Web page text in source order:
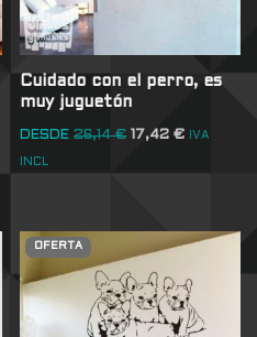
Cuidado con el perro, es
muy juguetón
DESDE 26,14€ 17,42€ IVA
INCL
OFERTA